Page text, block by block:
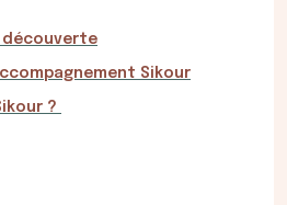
découverte
Sikour
?